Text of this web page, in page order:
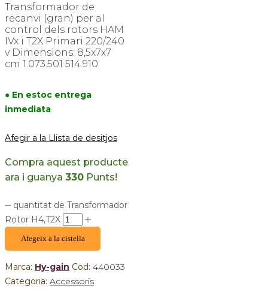
Transformador de
recanvi (gran) per al
control dels rotors HAM
IVx i T2X Primari 220/240
v Dimensions: 8,5x7x7
cm 1.073.501 514.910
● En estoc entrega
inmediata
Afegir a la Llista de desitjos
Compra aquest producte
ara i guanya 330 Punts!
quantitat de Transformador
Rotor H4,T2X
Afegeix a la cistella
Marca: Hy-gain Cod: 440033
Categoria: Accessoris